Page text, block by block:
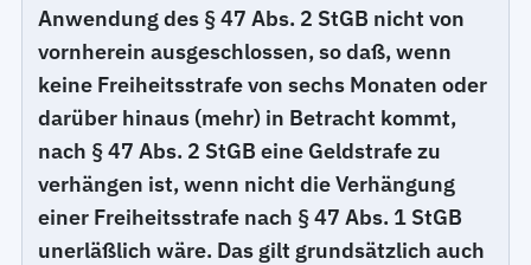
Anwendung des § 47 Abs. 2 StGB nicht von
vornherein ausgeschlossen, so daß, wenn
keine Freiheitsstrafe von sechs Monaten oder
darüber hinaus (mehr) in Betracht kommt,
nach § 47 Abs. 2 StGB eine Geldstrafe zu
verhängen ist, wenn nicht die Verhängung
einer Freiheitsstrafe nach § 47 Abs. 1 StGB
unerläßlich wäre. Das gilt grundsätzlich auch